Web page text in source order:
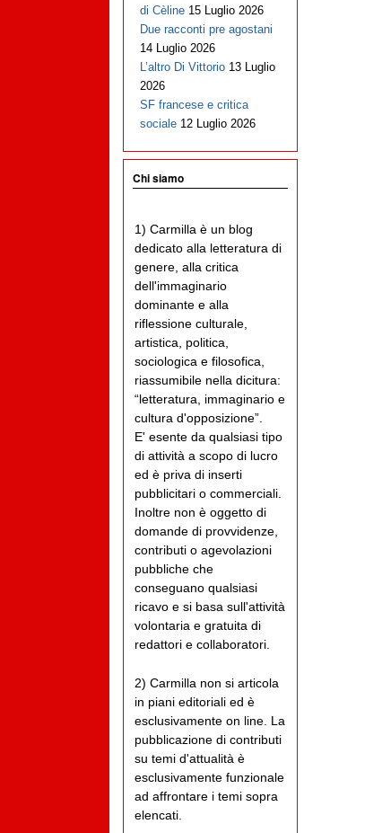
di Cèline 15 Luglio 2026
Due racconti pre agostani
14 Luglio 2026
L’altro Di Vittorio 13 Luglio
2026
SF francese e critica
sociale 12 Luglio 2026
Chi siamo
1) Carmilla è un blog
dedicato alla letteratura di
genere, alla critica
dell'immaginario
dominante e alla
riflessione culturale,
artistica, politica,
sociologica e filosofica,
riassumibile nella dicitura:
“letteratura, immaginario e
cultura d'opposizione”.
E' esente da qualsiasi tipo
di attività a scopo di lucro
ed è priva di inserti
pubblicitari o commerciali.
Inoltre non è oggetto di
domande di provvidenze,
contributi o agevolazioni
pubbliche che
conseguano qualsiasi
ricavo e si basa sull'attività
volontaria e gratuita di
redattori e collaboratori.
2) Carmilla non si articola
in piani editoriali ed è
esclusivamente on line. La
pubblicazione di contributi
su temi d'attualità è
esclusivamente funzionale
ad affrontare i temi sopra
elencati.